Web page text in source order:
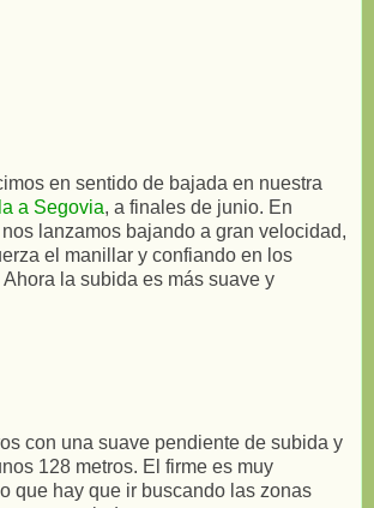
en sentido de bajada en nuestra
a Segovia, a finales de junio. En
lanzamos bajando a gran velocidad,
el manillar y confiando en los
la subida es más suave y
con una suave pendiente de subida y
128 metros. El firme es muy
que hay que ir buscando las zonas